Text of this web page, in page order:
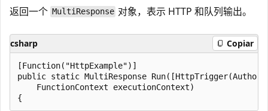
返回一个 MultiResponse 对象，表示 HTTP 和队列输出。
csharp Copiar
[Function("HttpExample")]
public static MultiResponse
    FunctionContext executionContext)